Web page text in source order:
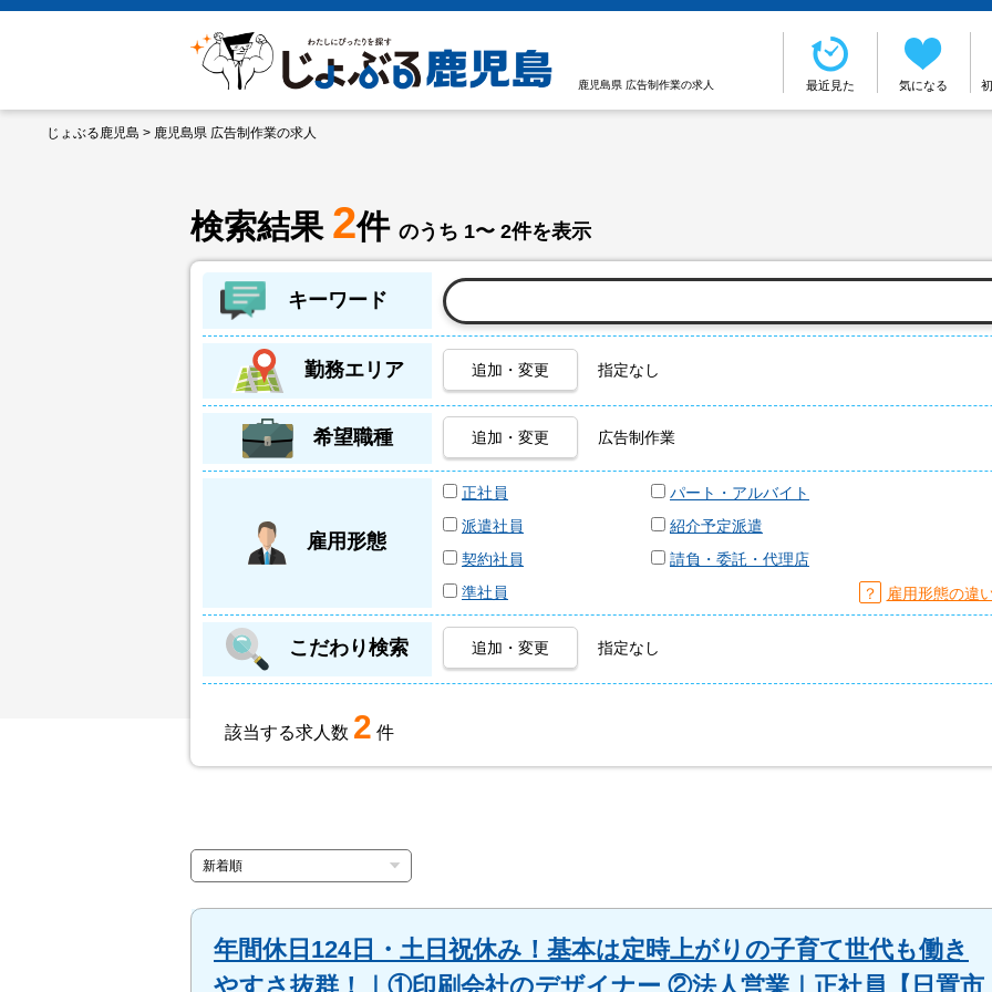
鹿児島県 広告制作業の求人 最近見た 気になる
じょぶる鹿児島 > 鹿児島県 広告制作業の求人
検索結果 2件 のうち 1〜 2件を表示
キーワード
勤務エリア 追加・変更 指定なし
希望職種 追加・変更 広告制作業
雇用形態
正社員
パート・アルバイト
派遣社員
紹介予定派遣
契約社員
請負・委託・代理店
準社員
？ 雇用形態の違
こだわり検索 追加・変更 指定なし
該当する求人数 2 件
年間休日124日・土日祝休み！基本は定時上がりの子育て世代も働き
やすさ抜群！｜①印刷会社のデザイナー ②法人営業｜正社員【日置市